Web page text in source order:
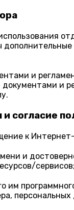
и
и
согласие
к
и
сервисов;
им